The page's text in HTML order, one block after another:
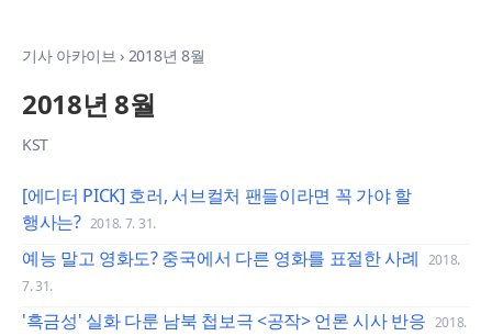
기사 아카이브 › 2018년 8월
2018년 8월
KST
[에디터 PICK] 호러, 서브컬처 팬들이라면 꼭 가야 할
행사는? 2018. 7. 31.
예능 말고 영화도? 중국에서 다른 영화를 표절한 사례 2018.
7. 31.
'흑금성' 실화 다룬 남북 첩보극 <공작> 언론 시사 반응 2018.